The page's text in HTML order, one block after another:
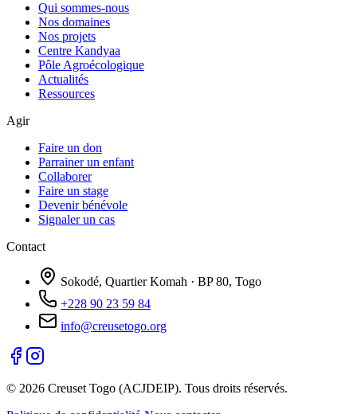
Qui sommes-nous
Nos domaines
Nos projets
Centre Kandyaa
Pôle Agroécologique
Actualités
Ressources
Agir
Faire un don
Parrainer un enfant
Collaborer
Faire un stage
Devenir bénévole
Signaler un cas
Contact
Sokodé, Quartier Komah · BP 80, Togo
+228 90 23 59 84
info@creusetogo.org
© 2026 Creuset Togo (ACJDEIP). Tous droits réservés.